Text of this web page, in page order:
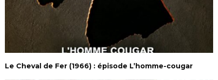
Le Cheval de Fer (1966) : épisode L’homme-cougar